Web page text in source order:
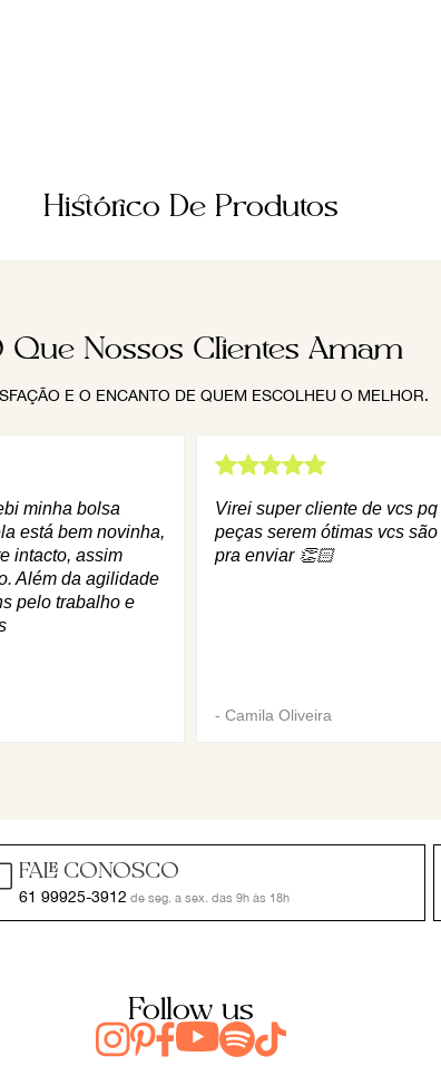
Histórico De Produtos
Que Nossos Clientes Amam
E O ENCANTO DE QUEM ESCOLHEU O MELHOR.
minha bolsa
está bem novinha,
intacto, assim
Além da agilidade
pelo trabalho e
Virei super cliente de vcs
peças serem ótimas vcs
pra enviar 👏🏻
- Camila Oliveira
FALE CONOSCO
61 99925-3912 de seg. a sex. das 9h às 18h
Follow us